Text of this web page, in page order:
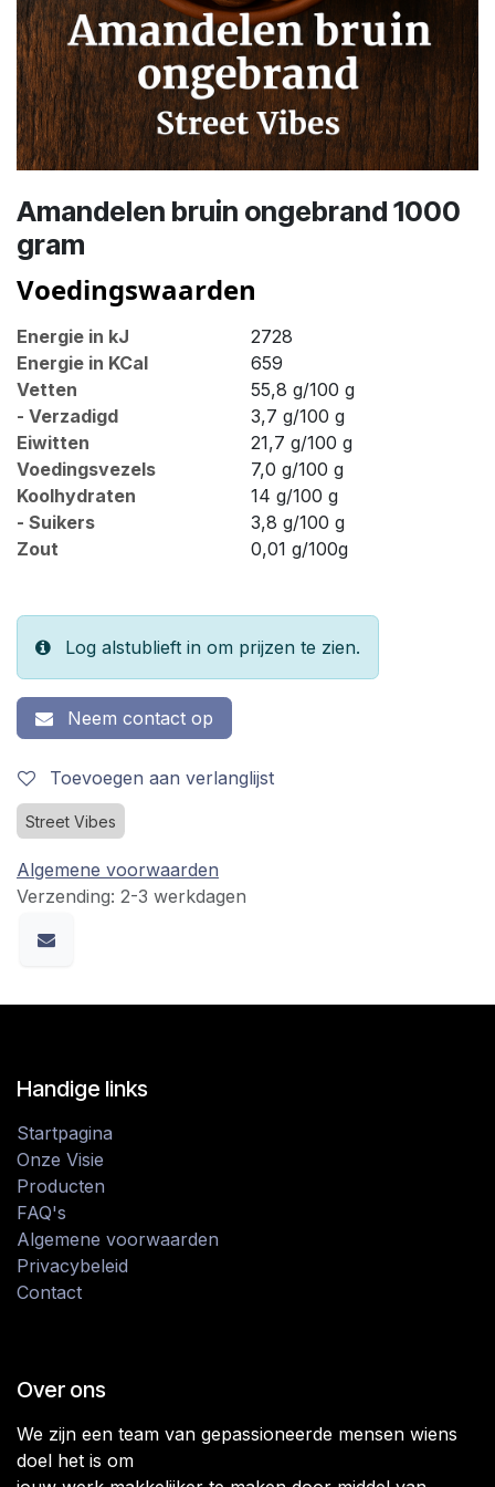
Amandelen bruin ongebrand 1000
gram
Voedingswaarden
Energie in kJ
2728
Energie in KCal
659
Vetten
55,8 g/100 g
- Verzadigd
3,7 g/100 g
Eiwitten
21,7 g/100 g
Voedingsvezels
7,0 g/100 g
Koolhydraten
14 g/100 g
- Suikers
3,8 g/100 g
Zout
0,01 g/100g
Log alstublieft in om prijzen te zien.
Neem contact op
Toevoegen aan verlanglijst
Street Vibes
Algemene voorwaarden
Verzending: 2-3 werkdagen
Handige links
Startpagina
Onze Visie
Producten
FAQ's
Algemene voorwaarden
Privacybeleid
Contact
Over ons
We zijn een team van gepassioneerde mensen wiens
doel het is om